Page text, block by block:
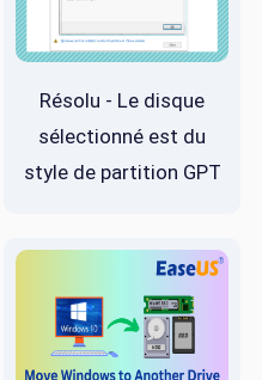
Résolu - Le disque
sélectionné est du
style de partition GPT